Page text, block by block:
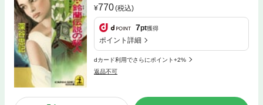
770(税込)
7pt獲得
ポイント詳細
dカード利用でさらにポイント+2%
返品不可